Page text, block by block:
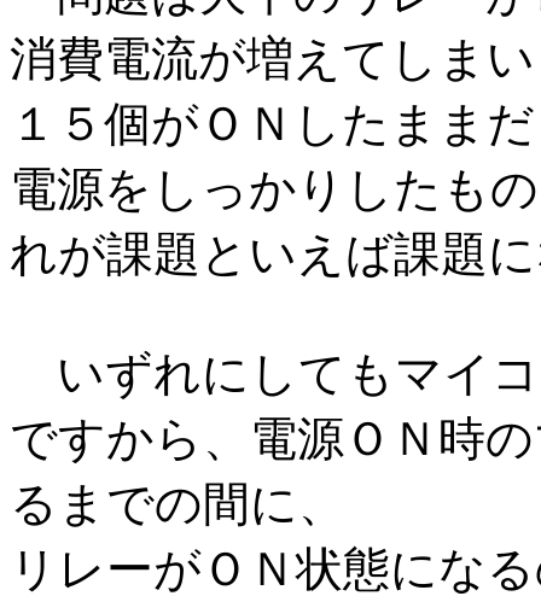
消費電流が増えてしま
１５個がＯＮしたまま
電源をしっかりしたも
れが課題といえば課題
いずれにしてもマイ
ですから、電源ＯＮ時
るまでの間に、
リレーがＯＮ状態にな